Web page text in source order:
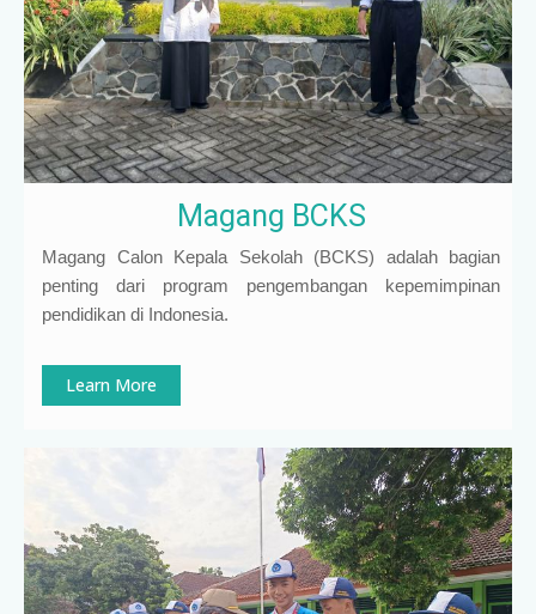
Magang BCKS
Magang Calon Kepala Sekolah (BCKS) adalah bagian
penting dari program pengembangan kepemimpinan
pendidikan di Indonesia.
Learn More